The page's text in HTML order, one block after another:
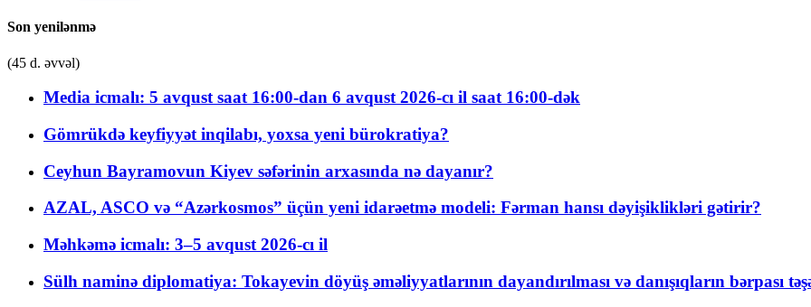
Son yenilənmə
(45 d. əvvəl)
Media icmalı: 5 avqust saat 16:00-dan 6 avqust 2026-cı il saat 16:00-dək
Gömrükdə keyfiyyət inqilabı, yoxsa yeni bürokratiya?
Ceyhun Bayramovun Kiyev səfərinin arxasında nə dayanır?
AZAL, ASCO və “Azərkosmos” üçün yeni idarəetmə modeli: Fərman hansı dəyişiklikləri gətirir?
Məhkəmə icmalı: 3–5 avqust 2026-cı il
Sülh naminə diplomatiya: Tokayevin döyüş əməliyyatlarının dayandırılması və danışıqların bərpası